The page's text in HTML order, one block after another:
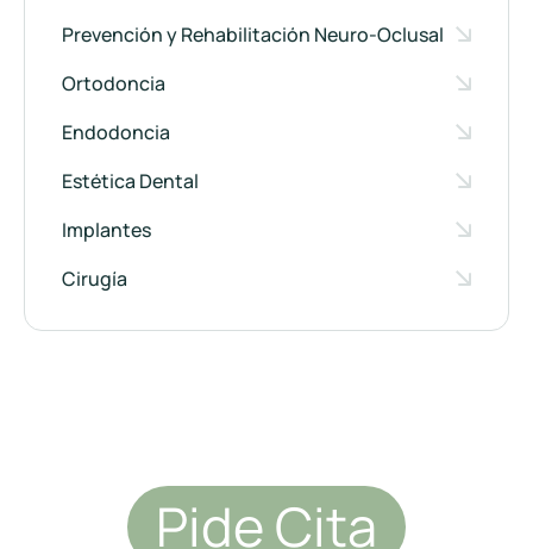
Prevención y Rehabilitación Neuro-Oclusal
Ortodoncia
Endodoncia
Estética Dental
Implantes
Cirugía
Pide Cita